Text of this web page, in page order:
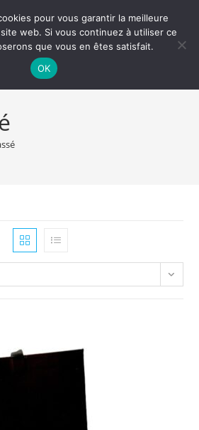
Expo
pour vous garantir la meilleure
web. Si vous continuez à utiliser ce
que vous en êtes satisfait.
OK